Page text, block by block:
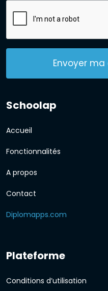
Envoyer
Schoolap
Accueil
Fonctionnalités
A propos
Contact
Diplomapps.com
Plateforme
Conditions d’utilisation